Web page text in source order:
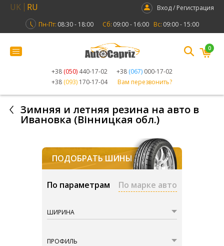
UK RU
Вход / Регистрация
Пн-Пт: 08:30 - 18:00 Сб: 09:00 - 16:00 Вс: 09:00 - 15:00
+38 (050) 440-17-02 +38 (067) 000-17-02
+38 (093) 170-17-04 Вам перезвонить?
0
Зимняя и летняя резина на авто в
Ивановка (Вінницкая обл.)
ПОДОБРАТЬ ШИНЫ
По параметрам По марке авто
ШИРИНА
ПРОФИЛЬ